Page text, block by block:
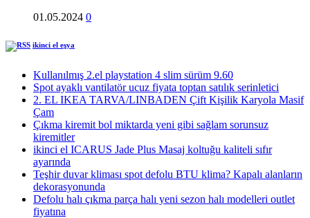
01.05.2024 0
ikinci el eşya
Kullanılmış 2.el playstation 4 slim sürüm 9.60
Spot ayaklı vantilatör ucuz fiyata toptan satılık serinletici
2. EL IKEA TARVA/LINBADEN Çift Kişilik Karyola Masif
Çam
Çıkma kiremit bol miktarda yeni gibi sağlam sorunsuz
kiremitler
ikinci el ICARUS Jade Plus Masaj koltuğu kaliteli sıfır
ayarında
Teşhir duvar kliması spot defolu BTU klima? Kapalı alanların
dekorasyonunda
Defolu halı çıkma parça halı yeni sezon halı modelleri outlet
fiyatına